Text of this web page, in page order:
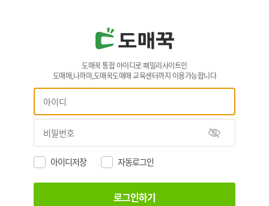
도매꾹 통합 아이디로 패밀리사이트인
도매매,나까마,도매꾹도매매 교육센터까지 이용가능합니다
아이디저장 자동로그인